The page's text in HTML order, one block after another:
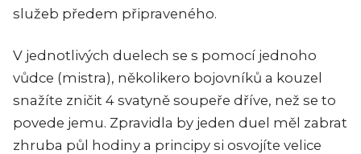
služeb předem připraveného.
V jednotlivých duelech se s pomocí jednoho
vůdce (mistra), několikero bojovníků a kouzel
snažíte zničit 4 svatyně soupeře dříve, než se to
povede jemu. Zpravidla by jeden duel měl zabrat
zhruba půl hodiny a principy si osvojíte velice